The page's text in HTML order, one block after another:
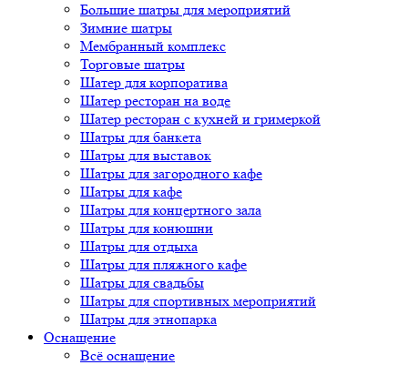
Большие шатры для мероприятий
Зимние шатры
Мембранный комплекс
Торговые шатры
Шатер для корпоратива
Шатер ресторан на воде
Шатер ресторан с кухней и гримеркой
Шатры для банкета
Шатры для выставок
Шатры для загородного кафе
Шатры для кафе
Шатры для концертного зала
Шатры для конюшни
Шатры для отдыха
Шатры для пляжного кафе
Шатры для свадьбы
Шатры для спортивных мероприятий
Шатры для этнопарка
Оснащение
Всё оснащение